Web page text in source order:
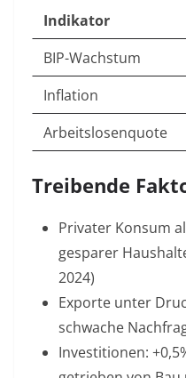
Indikator
BIP-Wachstum
Inflation
Arbeitslosenquote
Treibende
Privater Konsum
gesparer
2024)
Exporte unter
schwache
Investitionen: